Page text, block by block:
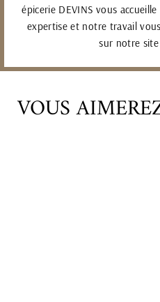
épicerie DEVINS vous
expertise et notre travail
sur notre
VOUS